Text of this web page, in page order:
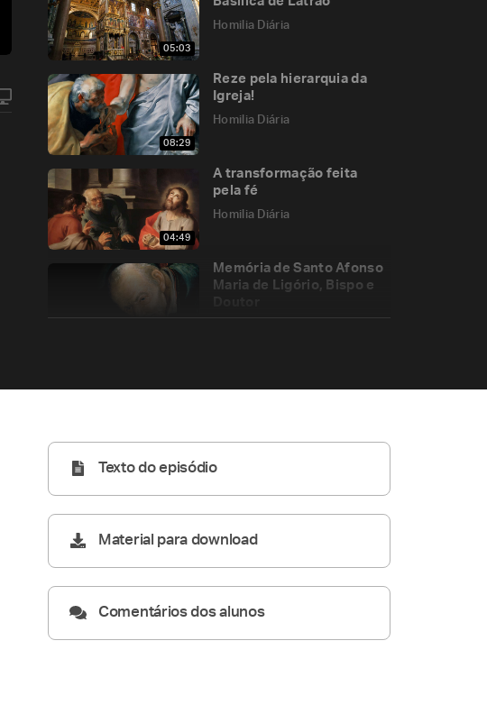
05:03
Homilia Diária
08:29
Reze pela hierarquia da
Igreja!
Homilia Diária
04:49
A transformação feita
pela fé
Homilia Diária
Memória de Santo Afonso
Maria de Ligório, Bispo e
Texto do episódio
Material para download
Comentários dos alunos